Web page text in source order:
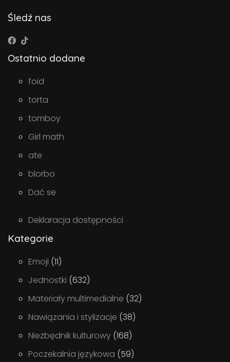
Śledź nas
Ostatnio dodane
foid
torta
tomboy
Girl math
ate
blorbo
Dać se
Deklaracja dostępności
Kategorie
Emoji (11)
Jednostki (632)
Materiały multimedialne (32)
Nawiązania i stylizacje (38)
Niezbędnik kulturowy (168)
Poczekalnia językowa (59)